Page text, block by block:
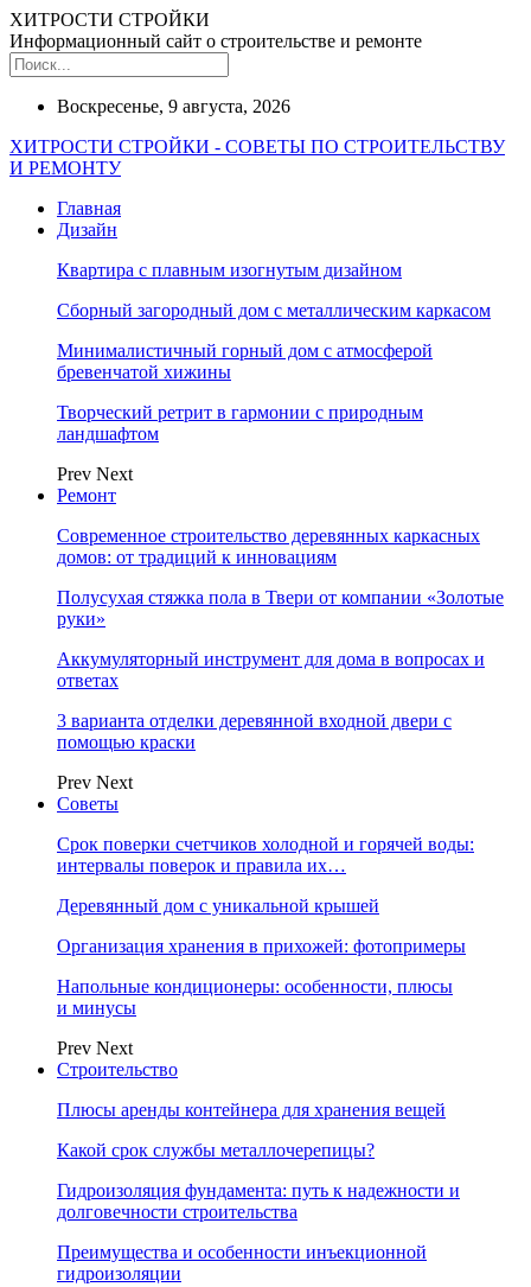
ХИТРОСТИ СТРОЙКИ
Информационный сайт о строительстве и ремонте
Воскресенье, 9 августа, 2026
ХИТРОСТИ СТРОЙКИ - СОВЕТЫ ПО СТРОИТЕЛЬСТВУ
И РЕМОНТУ
Главная
Дизайн
Квартира с плавным изогнутым дизайном
Сборный загородный дом с металлическим каркасом
Минималистичный горный дом с атмосферой
бревенчатой хижины
Творческий ретрит в гармонии с природным
ландшафтом
Prev Next
Ремонт
Современное строительство деревянных каркасных
домов: от традиций к инновациям
Полусухая стяжка пола в Твери от компании «Золотые
руки»
Аккумуляторный инструмент для дома в вопросах и
ответах
3 варианта отделки деревянной входной двери с
помощью краски
Prev Next
Советы
Срок поверки счетчиков холодной и горячей воды:
интервалы поверок и правила их…
Деревянный дом с уникальной крышей
Организация хранения в прихожей: фотопримеры
Напольные кондиционеры: особенности, плюсы
и минусы
Prev Next
Строительство
Плюсы аренды контейнера для хранения вещей
Какой срок службы металлочерепицы?
Гидроизоляция фундамента: путь к надежности и
долговечности строительства
Преимущества и особенности инъекционной
гидроизоляции